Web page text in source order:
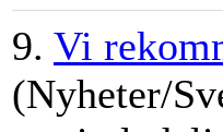
9. Vi
(Nyheter/